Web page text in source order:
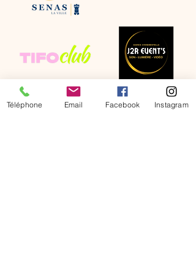
Téléphone Email Facebook Instagram